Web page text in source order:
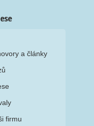
a články
firmu